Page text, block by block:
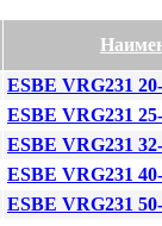
ESBE VRG231
ESBE VRG231
ESBE VRG231
ESBE VRG231
ESBE VRG231